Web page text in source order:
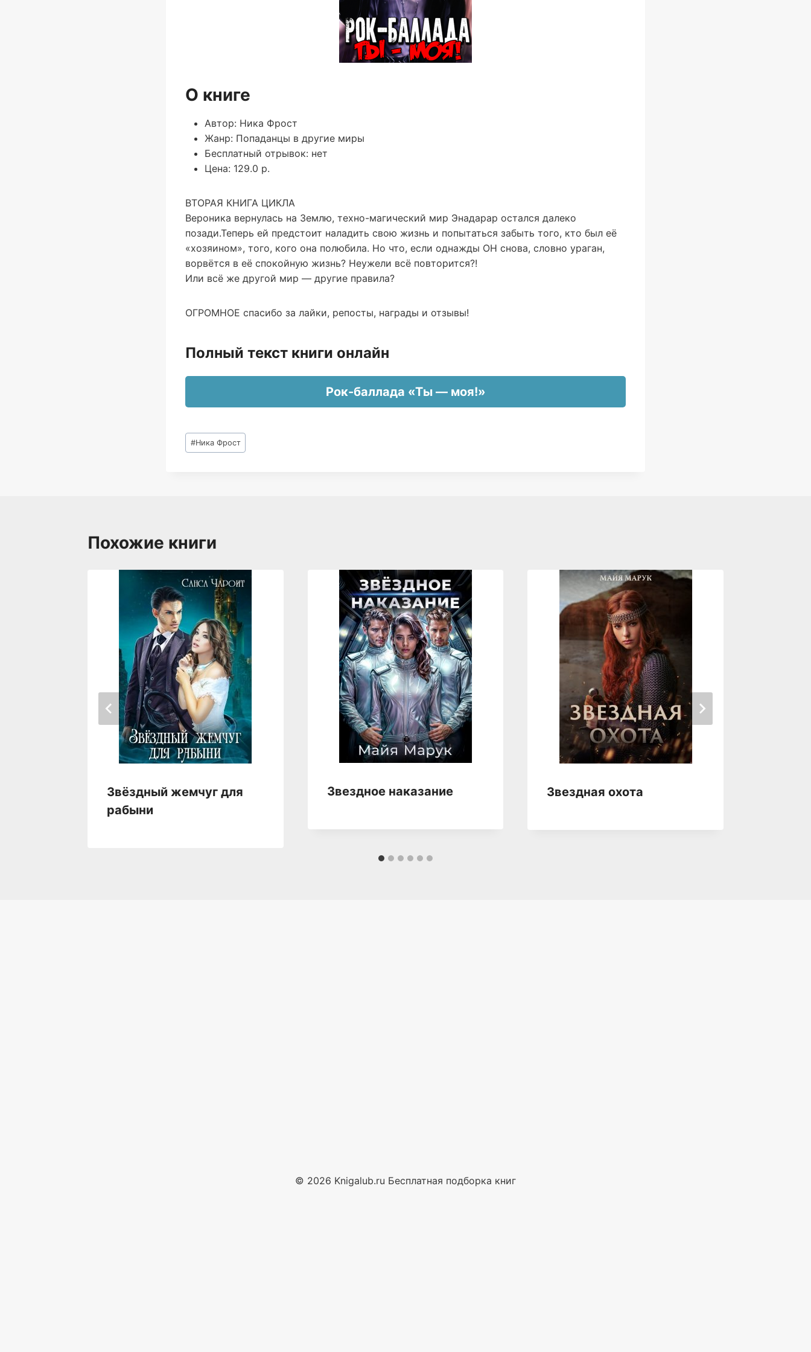
О книге
Автор: Ника Фрост
Жанр: Попаданцы в другие миры
Бесплатный отрывок: нет
Цена: 129.0 р.
ВТОРАЯ КНИГА ЦИКЛА
Вероника вернулась на Землю, техно-магический мир Энадарар остался далеко
позади.Теперь ей предстоит наладить свою жизнь и попытаться забыть того, кто был её
«хозяином», того, кого она полюбила. Но что, если однажды ОН снова, словно ураган,
ворвётся в её спокойную жизнь? Неужели всё повторится?!
Или всё же другой мир — другие правила?
ОГРОМНОЕ спасибо за лайки, репосты, награды и отзывы!
Полный текст книги онлайн
Рок-баллада «Ты — моя!»
Метки
записи:
#Ника Фрост
Похожие книги
Звёздный жемчуг для
рабыни
Звездное наказание Звездная охота
© 2026 Knigalub.ru Бесплатная подборка книг